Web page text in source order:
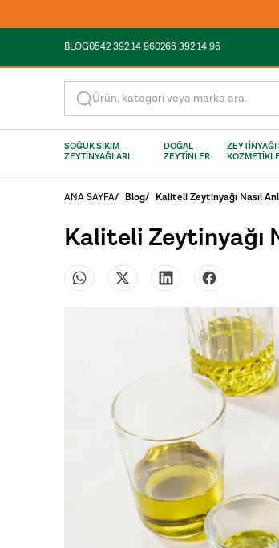
BLOG0542 392 14 960266 392 14 96
Ürün, kategori veya marka ara.
SOĞUK SIKIM
ZEYTİNYAĞLARI
DOĞAL
ZEYTİNLER
ZEYTİNYAĞI
ANA SAYFA/ Blog/ Kaliteli Zeytinyağı Nasıl
Kaliteli Zeytinyağı